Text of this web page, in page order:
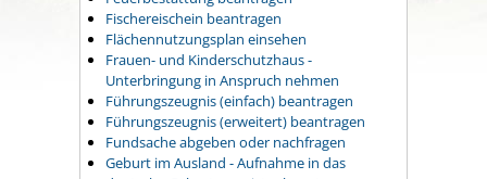
Fischereischein beantragen
Flächennutzungsplan einsehen
Frauen- und Kinderschutzhaus -
Unterbringung in Anspruch nehmen
Führungszeugnis (einfach) beantragen
Führungszeugnis (erweitert) beantragen
Fundsache abgeben oder nachfragen
Geburt im Ausland - Aufnahme in das